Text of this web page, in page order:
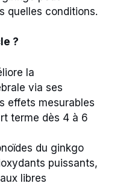
quelles conditions.
?
la
via ses
effets mesurables
terme dès 4 à 6
du ginkgo
puissants,
libres